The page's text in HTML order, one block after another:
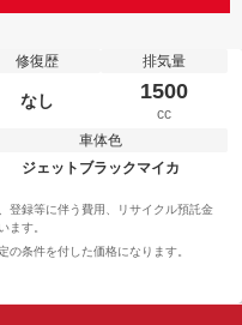
修復歴
なし
排気量
1500
cc
車体色
ジェットブラックマイカ
登録等に伴う費用、リサイクル預託金
ます。
の条件を付した価格になります。